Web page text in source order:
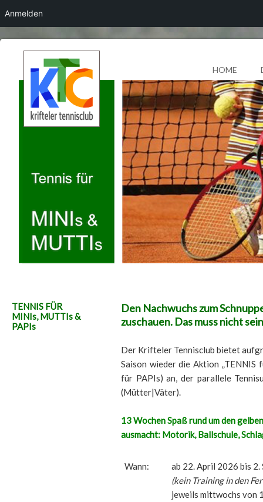
HOME
TENNIS FÜR
MINIs, MUTTIs &
PAPIs
Den Nachwuchs zum
zuschauen. Das muss nicht
Der Krifteler Tennisclub bietet
Saison wieder die Aktion
für PAPIs) an, der parallele
(Mütter|Väter).
13 Wochen Spaß rund um den
ausmacht: Motorik, Ballschule,
Wann:
ab 22. April 2026 bis
(kein Training in den
jeweils mittwochs von
Anmelden